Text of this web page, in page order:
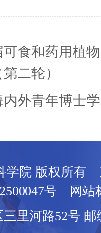
可食和药用植
二轮）
内外青年博士
学院 版权所有
号 网站
里河路52号 邮